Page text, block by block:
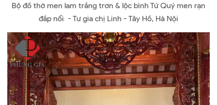
Bộ đồ thờ men lam trắng trơn & lộc bình Tứ Quý men rạn
đắp nổi - Tư gia chị Linh - Tây Hồ, Hà Nội